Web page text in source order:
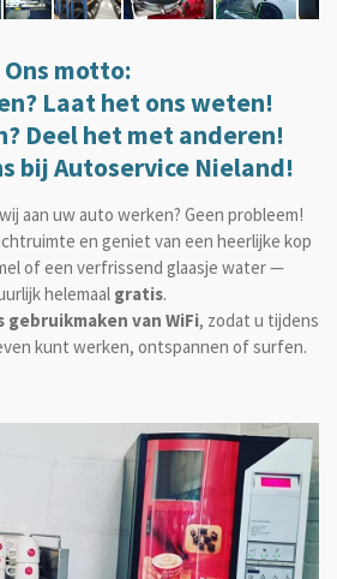
Ons motto:
Laat het ons weten!
Deel het met anderen!
bijAutoservice Nieland!
aan uw auto werken? Geen probleem!
en geniet van een heerlijke kop
of een verfrissend glaasje water —
helemaal gratis.
gebruikmaken van WiFi, zodat u tijdens
kunt werken, ontspannen of surfen.